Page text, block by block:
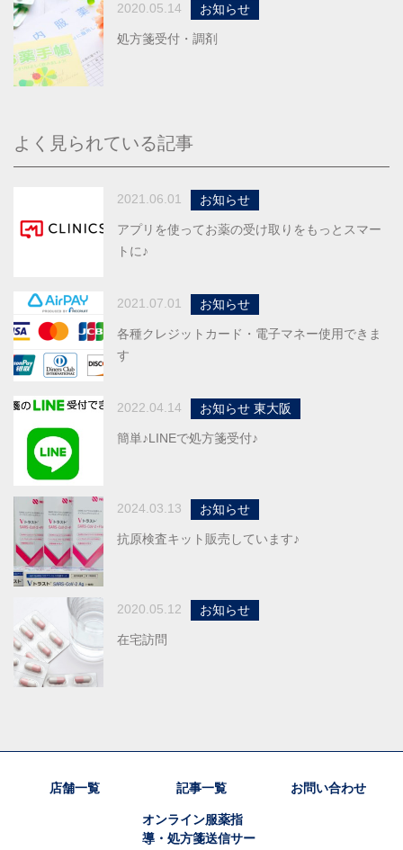
2020.05.14 お知らせ
処方箋受付・調剤
よく見られている記事
2021.06.01 お知らせ
アプリを使ってお薬の受け取りをもっとスマー
トに♪
2021.07.01 お知らせ
各種クレジットカード・電子マネー使用できま
す
2022.04.14 お知らせ 東大阪
簡単♪LINEで処方箋受付♪
2024.03.13 お知らせ
抗原検査キット販売しています♪
2020.05.12 お知らせ
在宅訪問
店舗一覧 記事一覧 お問い合わせ
オンライン服薬指
導・処方箋送信サー